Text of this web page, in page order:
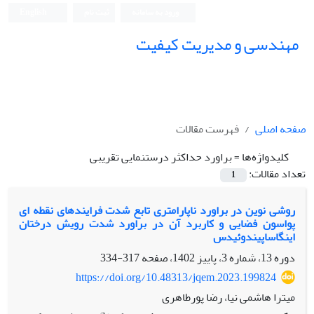
مهندسی و مدیریت کیفیت
صفحه اصلی
فهرست مقالات
کلیدواژه‌ها =براورد حداکثر درستنمایی تقریبی
تعداد مقالات:
1
روشی نوین در براورد ناپارامتری تابع شدت فرایندهای نقطه ای
پواسون فضایی و کاربرد آن در براورد شدت رویش درختان
اینگاساپیندوئیدس
دوره 13، شماره 3، پاییز 1402، صفحه
317-334
https://doi.org/10.48313/jqem.2023.199824
میترا هاشمی نیا، رضا پورطاهری